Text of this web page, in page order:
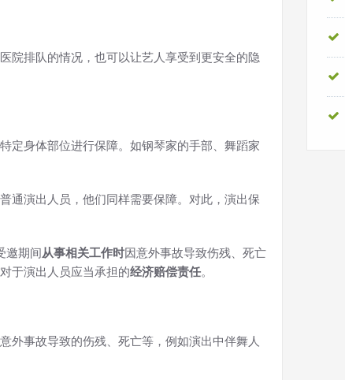
院排队的情况，也可以让艺人享受到更安全的隐
定身体部位进行保障。如钢琴家的手部、舞蹈家
通演出人员，他们同样需要保障。对此，演出保
邀期间从事相关工作时因意外事故导致伤残、死亡
对于演出人员应当承担的经济赔偿责任。
外事故导致的伤残、死亡等，例如演出中伴舞人